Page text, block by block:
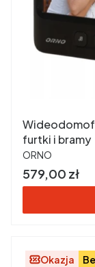
furtki i bramy
PRODUCENT
ORNO
Cena
579,00 zł
Okazja